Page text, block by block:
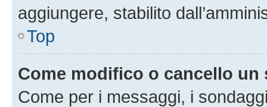
aggiungere, stabilito
Top
Come modifico o cancello un
Come per i messaggi, i